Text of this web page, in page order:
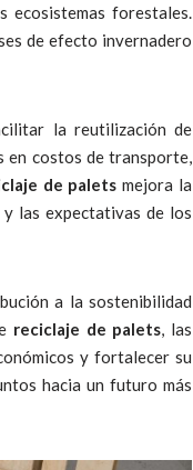
ecosistemas forestales.
de efecto invernadero
la reutilización de
en costos de transporte,
de palets mejora la
las expectativas de los
a la sostenibilidad
reciclaje de palets, las
y fortalecer su
hacia un futuro más